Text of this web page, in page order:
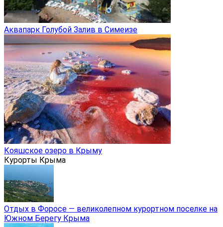
Аквапарк Голубой Залив в Симеизе
Кояшское озеро в Крыму
Курорты Крыма
Отдых в Форосе — великолепном курортном поселке на
Южном Берегу Крыма